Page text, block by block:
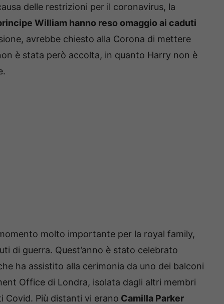
delle restrizioni per il coronavirus, la
William hanno reso omaggio ai caduti
avrebbe chiesto alla Corona di mettere
è stata però accolta, in quanto Harry non è
molto importante per la royal family,
di guerra. Quest’anno è stato celebrato
ha assistito alla cerimonia da uno dei balconi
Office di Londra, isolata dagli altri membri
Covid. Più distanti vi erano Camilla Parker